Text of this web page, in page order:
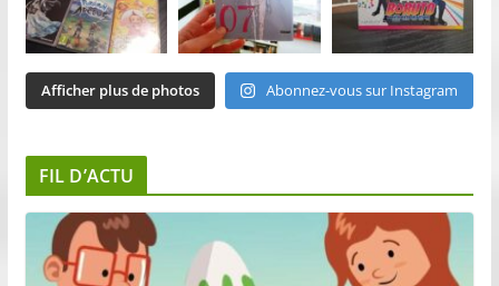
Afficher plus de photos Abonnez-vous sur Instagram
FIL D’ACTU